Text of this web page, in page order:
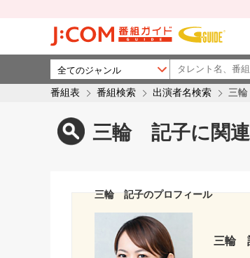
番組表 番組検索 出演者名検索 三
三輪 記子に関連
三輪 記子のプロフィール
三輪